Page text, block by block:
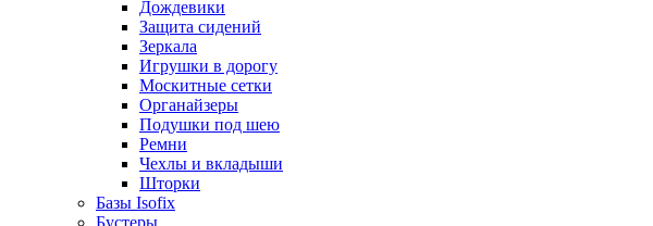
Дождевики
Защита сидений
Зеркала
Игрушки в дорогу
Москитные сетки
Органайзеры
Подушки под шею
Ремни
Чехлы и вкладыши
Шторки
Базы Isofix
Бустеры